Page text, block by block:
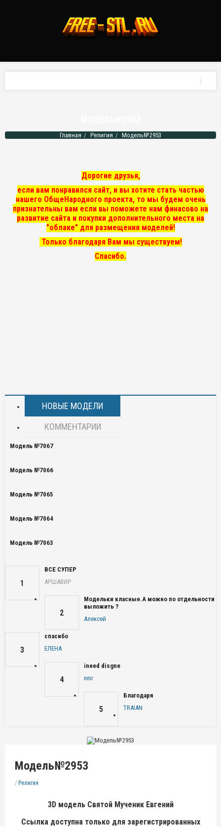
Главная Религия Модель№2953
Дорогие друзья,
если вам понравился сайт, и вы хотите стать частью
нашего ОбщеНародного проекта, то мы будем очень
признательны вам если вы поможете нам финасово на
развитие сайта и покупки дополнительного места на
"облаке" для размещения моделей!
Только благодаря Вам мы существуем!
Спасибо.
НОВЫЕ МОДЕЛИ
КОММЕНТАРИИ
Модель №7067
Модель №7066
Модель №7065
Модель №7064
Модель №7063
1
ВСЕ СУПЕР
АРШАВИР
2
Модельки класные.А можно по отдельности
выложить ?
Алексей
3
спасибо
ЕЛЕНА
4
ineed disgne
nmr
5
Благодаря
TRAIAN
Модель№2953
/ Религия
3D модель Святой Мученик Евгений
Ссылка доступна только для зарегистрированных